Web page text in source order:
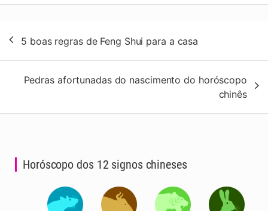
de
artigos
5 boas regras de Feng Shui para a casa
Pedras afortunadas do nascimento do horóscopo
chinês
Horóscopo dos 12 signos chineses